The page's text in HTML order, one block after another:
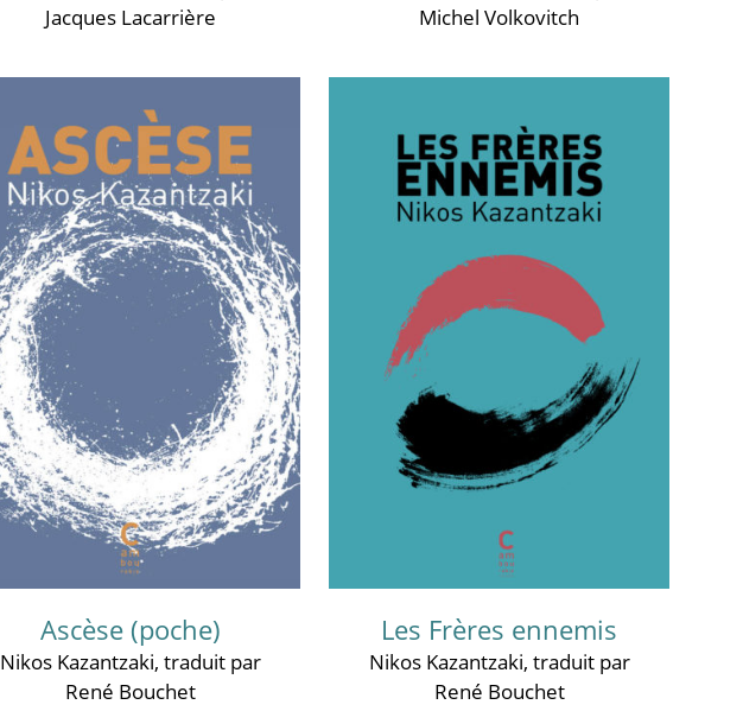
Jacques Lacarrière
Michel Volkovitch
Ascèse (poche)
Nikos Kazantzaki, traduit par
René Bouchet
Les Frères ennemis
Nikos Kazantzaki, traduit par
René Bouchet